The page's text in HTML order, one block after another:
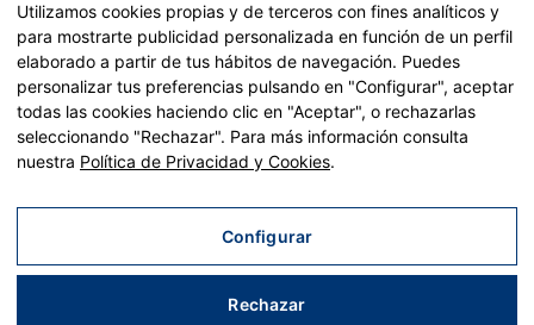
Plan de Recuperación, Transformación y Resiliencia – Financiado por
Recuperación y resiliencia, establecido por el Reglamento (UE)
2021/241 del Parlamento Europeo y del Consejo, de 12 de febrero
Utilizamos cookies propias y de terceros con fines analíticos y
para mostrarte publicidad personalizada en función de un perfil
elaborado a partir de tus hábitos de navegación. Puedes
personalizar tus preferencias pulsando en "Configurar", aceptar
todas las cookies haciendo clic en "Aceptar", o rechazarlas
seleccionando "Rechazar". Para más información consulta
nuestra Política de Privacidad y Cookies.
Configurar
Rechazar